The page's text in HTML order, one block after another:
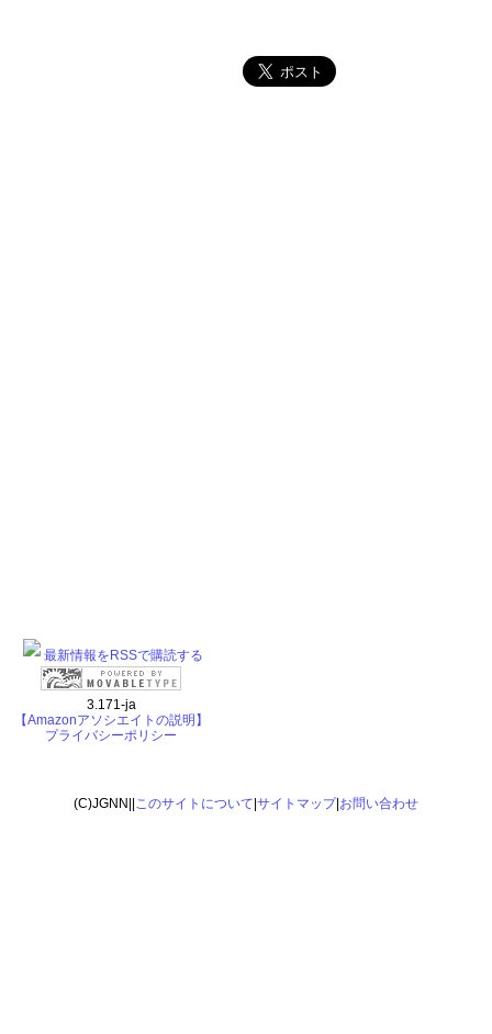
最新情報をRSSで購読する
3.171-ja
【Amazonアソシエイトの説明】
プライバシーポリシー
(C)JGNN|| このサイトについて サイトマップ| お問い合わせ